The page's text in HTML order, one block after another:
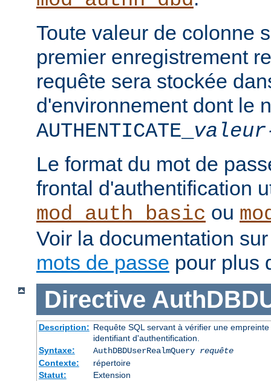
Toute valeur de colonne
premier enregistrement
requête sera stockée
d'environnement dont le
AUTHENTICATE_
Le format du mot de
frontal d'authentification
mod_auth_basic ou
Voir la documentation
mots de passe pour plus
Directive
Description: Requête SQL servant à vérifier une
identifiant d'authentification.
Syntaxe:
AuthDBDUserRealmQuery requête
Contexte:
répertoire
Statut:
Extension